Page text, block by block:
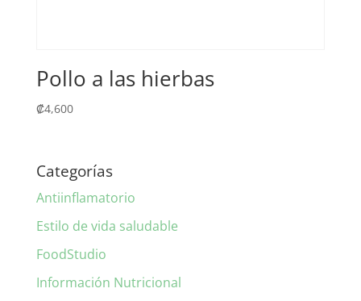
Pollo a las hierbas
₡4,600
Categorías
Antiinflamatorio
Estilo de vida saludable
FoodStudio
Información Nutricional